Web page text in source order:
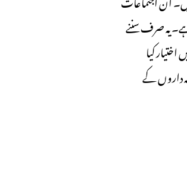
یہ صرف سننے
کیا
داروں کے